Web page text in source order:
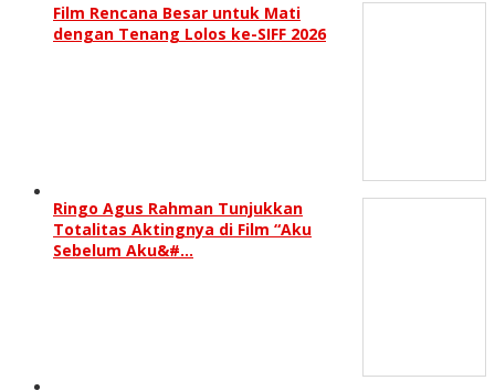
Film Rencana Besar untuk Mati
dengan Tenang Lolos ke-SIFF 2026
Ringo Agus Rahman Tunjukkan
Totalitas Aktingnya di Film “Aku
Sebelum Aku&#…